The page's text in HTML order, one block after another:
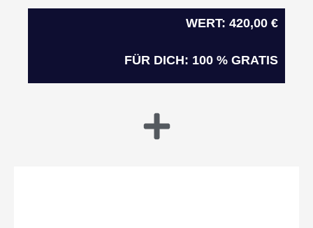
WERT: 420,00 €
FÜR DICH: 100 % GRATIS